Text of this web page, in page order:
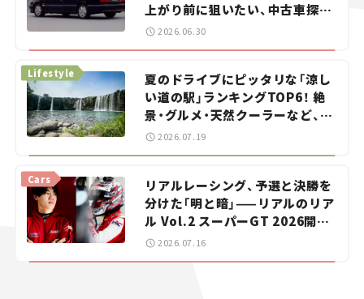
上がり前に狙いたい、中古車探し
をお手伝い――ちょっとイケてるマ
2026.06.30
夏のドライブにピッタリな「涼し
い道の駅」ランキングTOP6！ 絶
景・グルメ・天然クーラーなど、避
暑におすすめのスポットを紹介
【道の駅マニアの推し駅ガイド】
Lifestyle
2026.07.19
リアルレーシング、予選と決勝を
分けた「明と暗」——リアルのリア
ル Vol.2 スーパーGT 2026開幕
戦 岡山国際サーキット
Cars
2026.07.16